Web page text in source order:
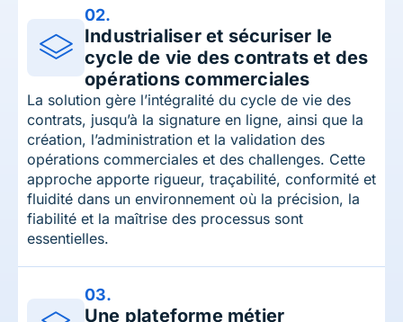
02.
Industrialiser et sécuriser le
cycle de vie des contrats et des
opérations commerciales
La solution gère l’intégralité du cycle de vie des
contrats, jusqu’à la signature en ligne, ainsi que la
création, l’administration et la validation des
opérations commerciales et des challenges. Cette
approche apporte rigueur, traçabilité, conformité et
fluidité dans un environnement où la précision, la
fiabilité et la maîtrise des processus sont
essentielles.
03.
Une plateforme métier